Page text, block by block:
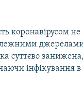
коронавірусом не
суттєво
інфікування